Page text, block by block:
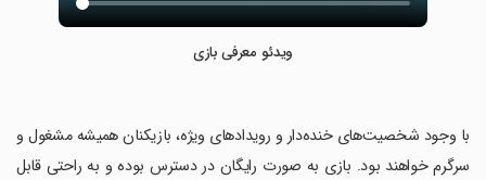
ویدئو معرفی بازی
‏با وجود شخصیت‌های خنده‌دار و رویدادهای ویژه، بازیکنان همیشه مشغول و
سرگرم خواهند بود. بازی به صورت رایگان در دسترس بوده و به راحتی قابل